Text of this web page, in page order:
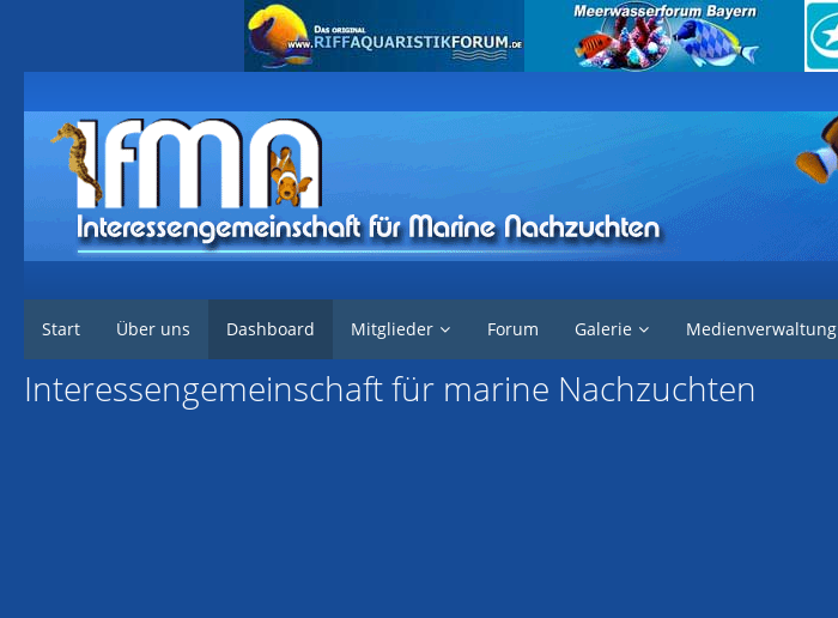
Start Über uns Dashboard Mitglieder Forum Galerie Medienverwaltung
Interessengemeinschaft für marine Nachzuchten